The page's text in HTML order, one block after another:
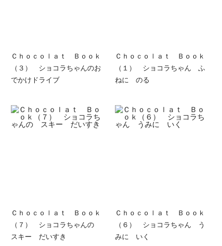
Ｃｈｏｃｏｌａｔ Ｂｏｏｋ
（３） ショコラちゃんのお
でかけドライブ
Ｃｈｏｃｏｌａｔ Ｂｏｏｋ
（１） ショコラちゃん ふ
ねに のる
Ｃｈｏｃｏｌａｔ Ｂｏｏｋ
（７） ショコラちゃんの
スキー だいすき
Ｃｈｏｃｏｌａｔ Ｂｏｏｋ
（６） ショコラちゃん う
みに いく